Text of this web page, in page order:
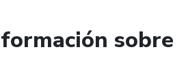
sobre